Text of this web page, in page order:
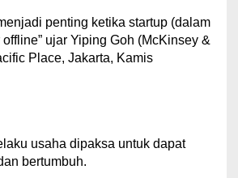
penting ketika startup (dalam
ujar Yiping Goh (McKinsey &
Place, Jakarta, Kamis
usaha dipaksa untuk dapat
bertumbuh.